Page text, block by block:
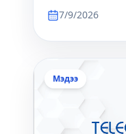
7/9/2026
Мэдээ